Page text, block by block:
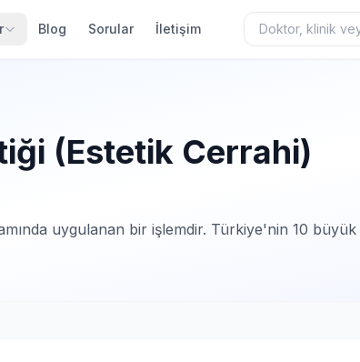
Blog Sorular İletişim
(Estetik Cerrahi)
uygulanan bir işlemdir. Türkiye'nin 10 büyük